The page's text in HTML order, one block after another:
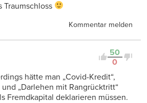
Traumschloss
Kommentar melden
50
0
hätte man „Covid-Kredit“,
„Darlehen mit Rangrücktritt“
Fremdkapital deklarieren müssen.